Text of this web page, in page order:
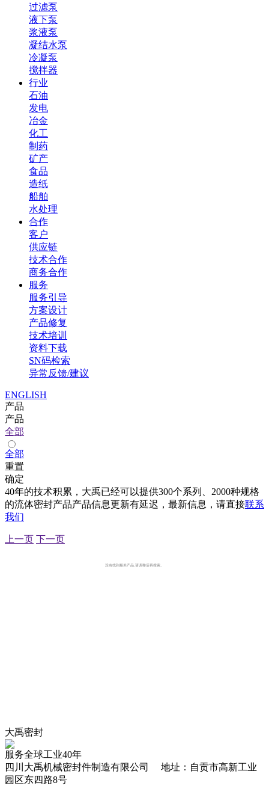
过滤泵
液下泵
浆液泵
凝结水泵
冷凝泵
搅拌器
行业
石油
发电
冶金
化工
制药
矿产
食品
造纸
船舶
水处理
合作
客户
供应链
技术合作
商务合作
服务
服务引导
方案设计
产品修复
技术培训
资料下载
SN码检索
异常反馈/建议
ENGLISH
产品
产品
全部
全部
重置
确定
40年的技术积累，大禹已经可以提供300个系列、2000种规格
的流体密封产品产品信息更新有延迟，最新信息，请直接联系
我们
上一页 下一页
没有找到相关产品,请调整后再搜索。
大禹密封
服务全球工业40年
四川大禹机械密封件制造有限公司 地址：自贡市高新工业
园区东四路8号